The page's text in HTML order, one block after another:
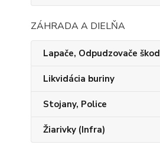
ZÁHRADA A DIELŇA
Lapače, Odpudzovače
Likvidácia buriny
Stojany, Police
Žiarivky (Infra)